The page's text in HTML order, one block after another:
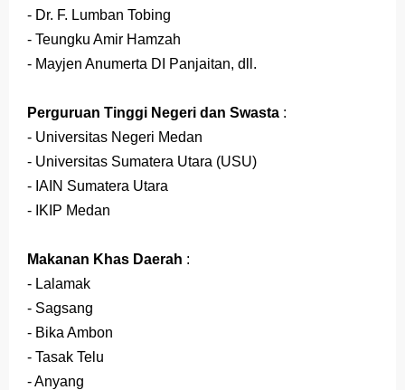
- Dr. F. Lumban Tobing
- Teungku Amir Hamzah
- Mayjen Anumerta DI Panjaitan, dll.
Perguruan Tinggi Negeri dan Swasta :
- Universitas Negeri Medan
- Universitas Sumatera Utara (USU)
- IAIN Sumatera Utara
- IKIP Medan
Makanan Khas Daerah :
- Lalamak
- Sagsang
- Bika Ambon
- Tasak Telu
- Anyang